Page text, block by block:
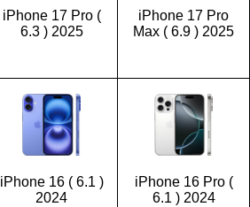
iPhone 17 Pro (
6.3 ) 2025
iPhone 17 Pro
Max ( 6.9 ) 2025
iPhone 16 ( 6.1 )
2024
iPhone 16 Pro (
6.1 ) 2024